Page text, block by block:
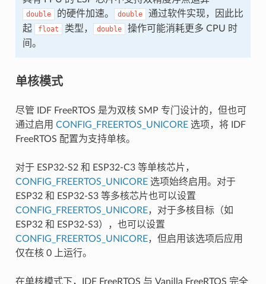
double 的硬件加速。 double
通过软件实现，因此比
起
float 类型， double
操作可能消耗更多 CPU 时
间。
单核模式
尽管 IDF FreeRTOS 是为双核 SMP 专门设计的，但也可
通过启用 CONFIG_FREERTOS_UNICORE选项，将 IDF
FreeRTOS 配置为支持单核。
对于 ESP32-S2 和 ESP32-C3 等单核芯片，
CONFIG_FREERTOS_UNICORE选项始终启用。对于
ESP32 和 ESP32-S3 等多核芯片也可以设置
CONFIG_FREERTOS_UNICORE，对于多核目标（如
ESP32 和 ESP32-S3），也可以设置
CONFIG_FREERTOS_UNICORE，但启用该选项后应用
仅在核 0 上运行。
在单核模式下，IDF FreeRTOS 与 Vanilla FreeRTOS 完全